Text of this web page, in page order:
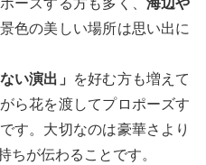
色の美しい場所は思い出に
い演出」 を好む方も増えて
ら花を渡してプロポーズす
す。大切なのは豪華さより
ちが伝わることです。